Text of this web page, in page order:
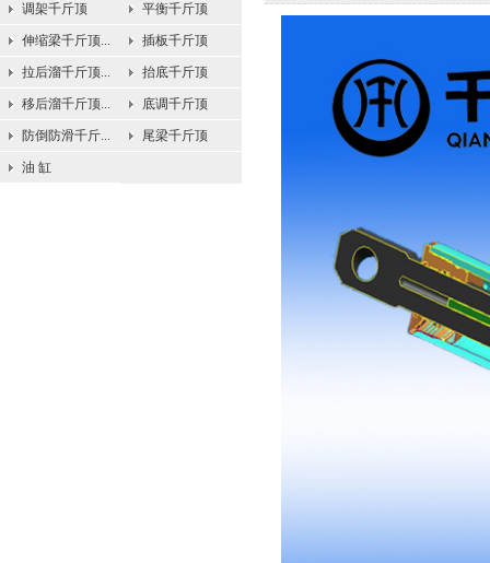
调架千斤顶 平衡千斤顶
伸缩梁千斤顶... 插板千斤顶
拉后溜千斤顶... 抬底千斤顶
移后溜千斤顶... 底调千斤顶
防倒防滑千斤... 尾梁千斤顶
油 缸